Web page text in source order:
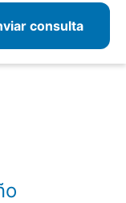
consulta